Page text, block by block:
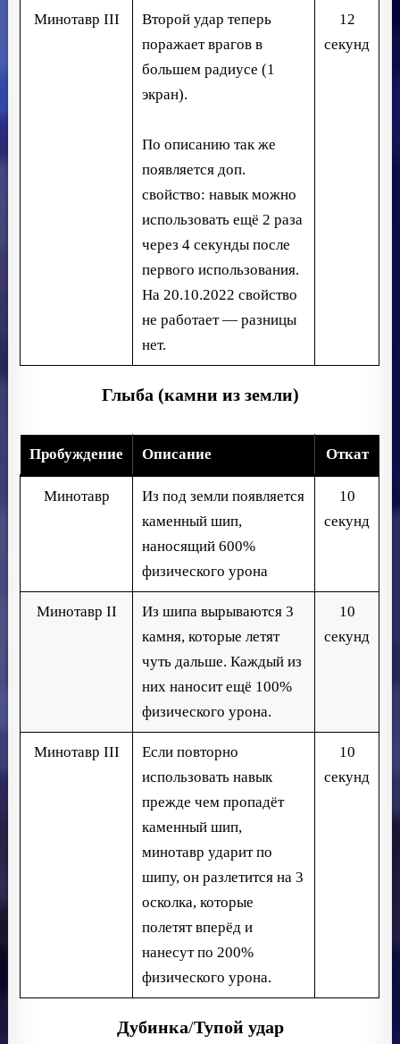
Минотавр III
Второй удар теперь
поражает врагов в
большем радиусе (1
экран).
По описанию так же
появляется доп.
свойство: навык можно
использовать ещё 2 раза
через 4 секунды после
первого использования.
На 20.10.2022 свойство
не работает — разницы
нет.
12
секунд
Глыба (камни из земли)
Пробуждение Описание Откат
Минотавр
Из под земли появляется
каменный шип,
наносящий 600%
физического урона
10
секунд
Минотавр II
Из шипа вырываются 3
камня, которые летят
чуть дальше. Каждый из
них наносит ещё 100%
физического урона.
10
секунд
Минотавр III
Если повторно
использовать навык
прежде чем пропадёт
каменный шип,
минотавр ударит по
шипу, он разлетится на 3
осколка, которые
полетят вперёд и
нанесут по 200%
физического урона.
10
секунд
Дубинка/Тупой удар